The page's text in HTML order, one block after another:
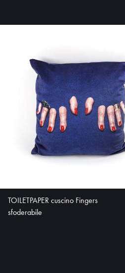
TOILETPAPER cuscino Fingers
sfoderabile